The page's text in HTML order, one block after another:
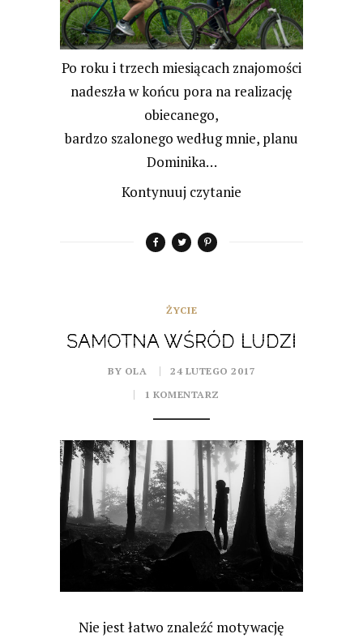
Po roku i trzech miesiącach znajomości
nadeszła w końcu pora na realizację
obiecanego,
bardzo szalonego według mnie, planu
Dominika…
Kontynuuj czytanie
ŻYCIE
SAMOTNA WŚRÓD LUDZI
BY OLA
24 LUTEGO 2017
1 KOMENTARZ
Nie jest łatwo znaleźć motywację